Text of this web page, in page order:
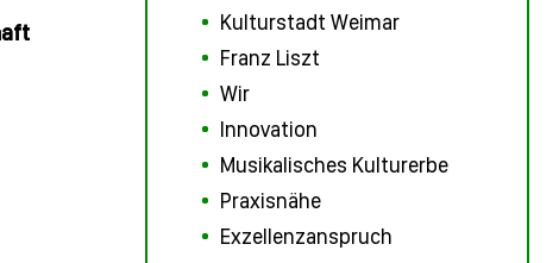
Kulturstadt Weimar
Franz Liszt
Wir
Innovation
Musikalisches Kulturerbe
Praxisnähe
Exzellenzanspruch